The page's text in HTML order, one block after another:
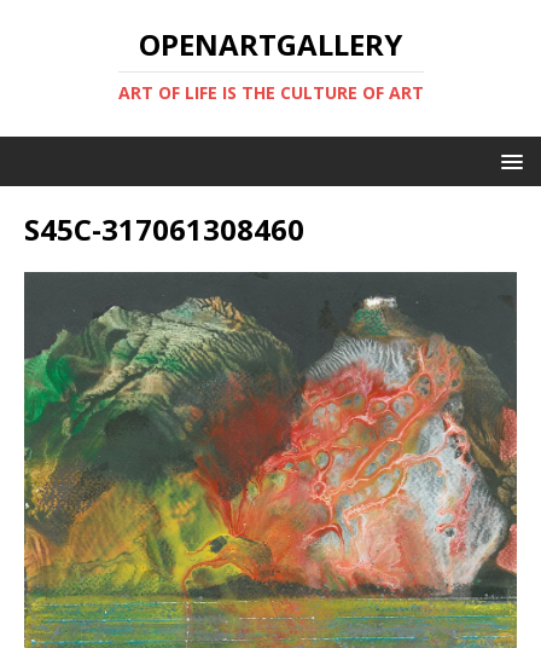
OPENARTGALLERY
ART OF LIFE IS THE CULTURE OF ART
S45C-317061308460